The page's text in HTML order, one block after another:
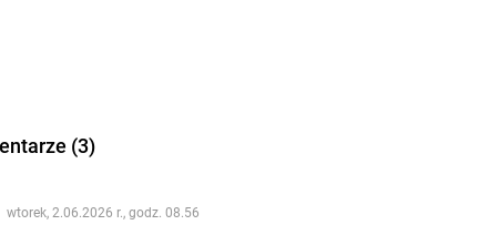
(3)
wtorek, 2.06.2026 r., godz. 08.56